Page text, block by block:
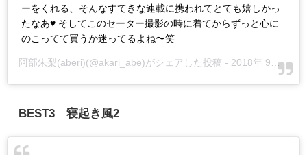
ーをくれる、そんなすてきな連載に携われてとても嬉しかっ
たなあ♥ そしてこのセーター撮影の時に着てからずっと心に
のこってて買うか迷ってるよね〜笑
阿部朱梨(aberi)(@akari_abe)がシェアした投稿 - 2018年 9月月16日午前5時04分PDT
BEST3 寝起き風2